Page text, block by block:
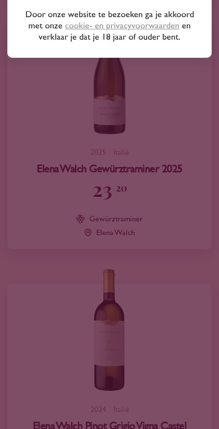
2025 Italië
Elena Walch Gewürztraminer 2025
23 20
Gewürztraminer
Elena Walch
2024 Italië
Elena Walch Pinot Grigio Vigna Castel
Door onze website te bezoeken ga je akkoord
met onze cookie- en privacyvoorwaarden en
verklaar je dat je 18 jaar of ouder bent.